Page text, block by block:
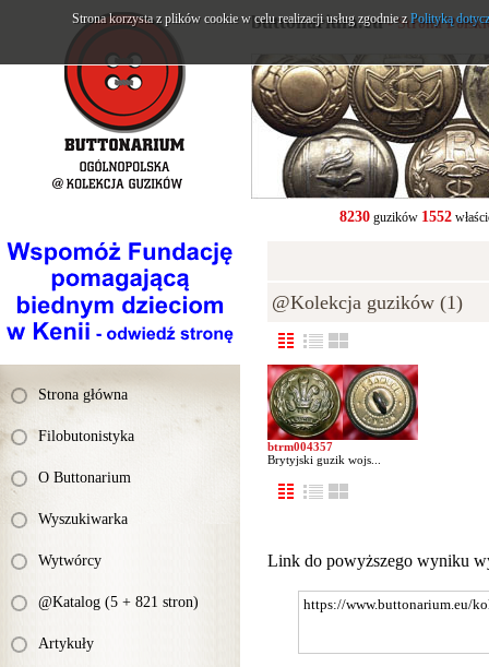
Strona główna
Filobutonistyka
O Buttonarium
Wyszukiwarka
Wytwórcy
@Katalog (5 + 821 stron)
Artykuły
buttonarium.eu- Strona
8230guzików 1552
@Kolekcja guzików (1)
btrm004357
Brytyjski guzik wojs...
Link do powyższego wyniku
Strona korzysta z plików cookie w celu realizacji usług zgodnie zPolityką